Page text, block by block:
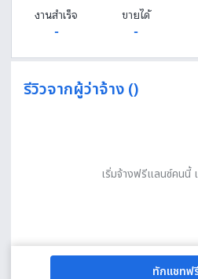
งานสำเร็จ
-
ขายได้
-
รีวิวจากผู้ว่าจ้าง ()
เริ่มจ้างฟรีแลนซ์คนนี้
ทักแชทฟ